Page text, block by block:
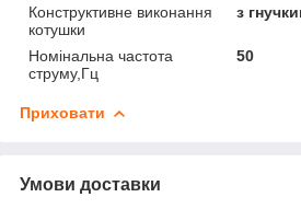
Конструктивне виконання
котушки
з
Номінальна частота
струму,Гц
50
Приховати
Умови доставки